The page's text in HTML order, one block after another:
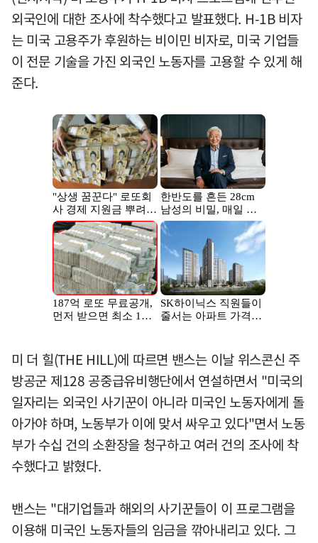
외국인에 대한 조사에 착수했다고 발표했다. H-1B 비자
는 미국 고용주가 후원하는 비이민 비자로, 미국 기업들
이 전문 기술을 가진 외국인 노동자를 고용할 수 있게 해
준다.
미 더 힐(THE HILL)에 따르면 밴스는 이날 위스콘신 주
방공군 제128 공중급유비행단에서 연설하면서 "미국의
일자리는 외국인 사기꾼이 아니라 미국인 노동자에게 돌
아가야 하며, 노동부가 이에 맞서 싸우고 있다"면서 노동
부가 수십 건의 소환장을 청구하고 여러 건의 조사에 착
수했다고 밝혔다.
밴스는 "대기업들과 해외의 사기꾼들이 이 프로그램을
이용해 미국인 노동자들의 임금을 깎아내리고 있다. 그